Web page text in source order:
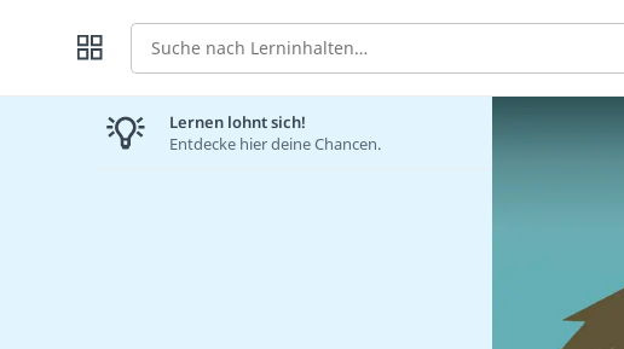
Suche
Lernen lohnt sich!
Entdecke hier deine Chancen.